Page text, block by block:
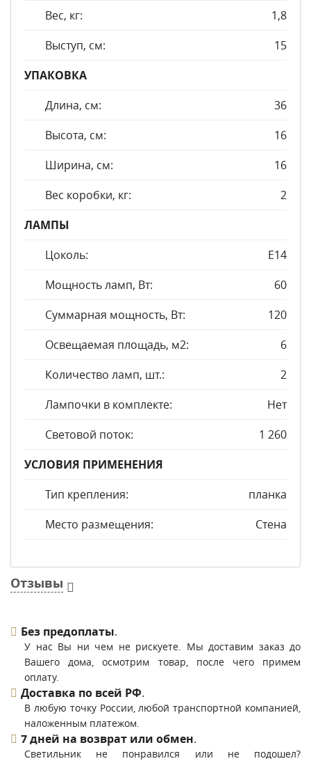
Вес, кг:
1,8
Выступ, см:
15
УПАКОВКА
Длина, см:
36
Высота, см:
16
Ширина, см:
16
Вес коробки, кг:
2
ЛАМПЫ
Цоколь:
E14
Мощность ламп, Вт:
60
Суммарная мощность, Вт:
120
Освещаемая площадь, м2:
6
Количество ламп, шт.:
2
Лампочки в комплекте:
Нет
Световой поток:
1 260
УСЛОВИЯ ПРИМЕНЕНИЯ
Тип крепления:
планка
Место размещения:
Стена
Отзывы
Без предоплаты.
У нас Вы ни чем не рискуете. Мы доставим заказ до
Вашего дома, осмотрим товар, после чего примем
оплату.
Доставка по всей РФ.
В любую точку России, любой транспортной компанией,
наложенным платежом.
7 дней на возврат или обмен.
Светильник не понравился или не подошел?